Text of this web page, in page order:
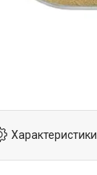
Характеристики